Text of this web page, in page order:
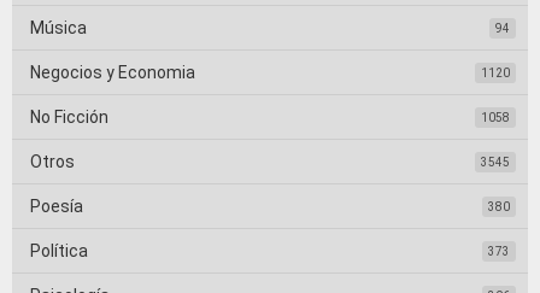
Música 94
Negocios y Economia 1120
No Ficción 1058
Otros 3545
Poesía 380
Política 373